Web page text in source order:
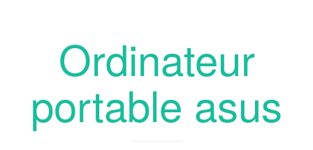
Ordinateur
portable asus